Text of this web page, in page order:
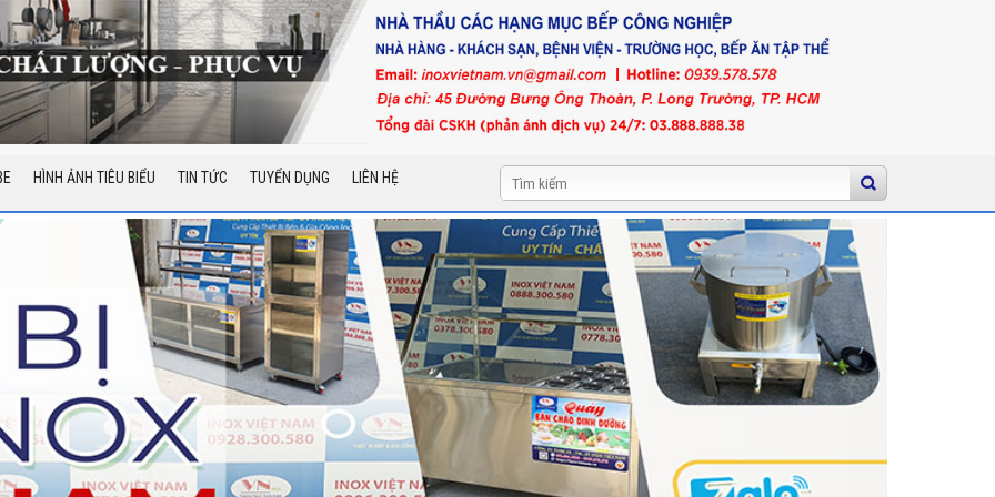
HÌNH ẢNH TIÊU BIỂU TIN TỨC TUYỂN DỤNG LIÊN HỆ
Tìm
kiếm: